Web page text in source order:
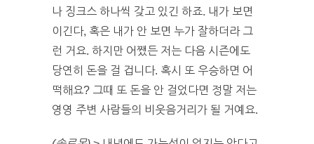
나 징크스 하나씩 갖고 있긴 하죠. 내가 보면
이긴다, 혹은 내가 안 보면 누가 잘하더라 그
런 거요. 하지만 어쨌든 저는 다음 시즌에도
당연히 돈을 걸 겁니다. 혹시 또 우승하면 어
떡해요? 그때 또 돈을 안 걸었다면 정말 저는
영영 주변 사람들의 비웃음거리가 될 거예요.